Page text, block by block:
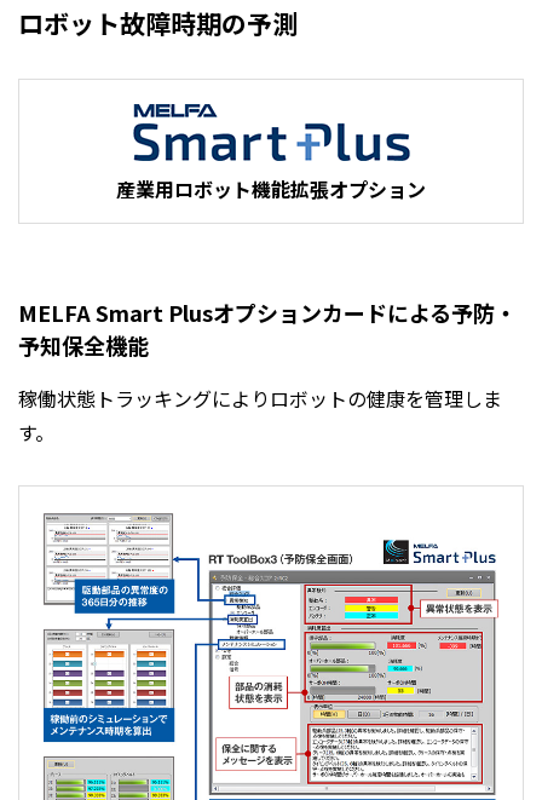
ロボット故障時期の予測
産業用ロボット機能拡張オプション
MELFA Smart Plusオプションカードによる予防・
予知保全機能
稼働状態トラッキングによりロボットの健康を管理しま
す。